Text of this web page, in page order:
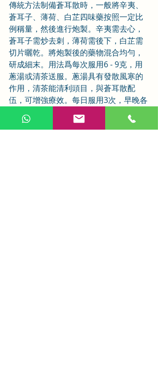
傳統方法制備蒼耳散時，一般將辛夷、
蒼耳子、薄荷、白芷四味藥按照一定比
例稱量，然後進行炮製。辛夷需去心，
蒼耳子需炒去刺，薄荷需後下，白芷需
切片曬乾。將炮製後的藥物混合均勻，
研成細末。用法爲每次服用6 - 9克，用
蔥湯或清茶送服。蔥湯具有發散風寒的
作用，清茶能清利頭目，與蒼耳散配
伍，可增強療效。每日服用3次，早晚各
1次。